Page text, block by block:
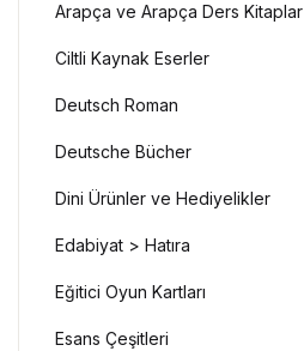
Arapça ve Arapça Ders Kitaplar
Ciltli Kaynak Eserler
Deutsch Roman
Deutsche Bücher
Dini Ürünler ve Hediyelikler
Edabiyat > Hatıra
Eğitici Oyun Kartları
Esans Çeşitleri